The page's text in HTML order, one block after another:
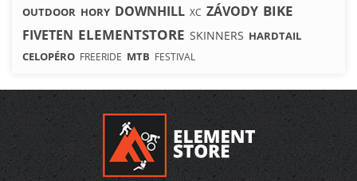
OUTDOOR HORY DOWNHILL XC ZÁVODY BIKE
FIVETEN ELEMENTSTORE SKINNERS HARDTAIL
CELOPÉRO FREERIDE MTB FESTIVAL